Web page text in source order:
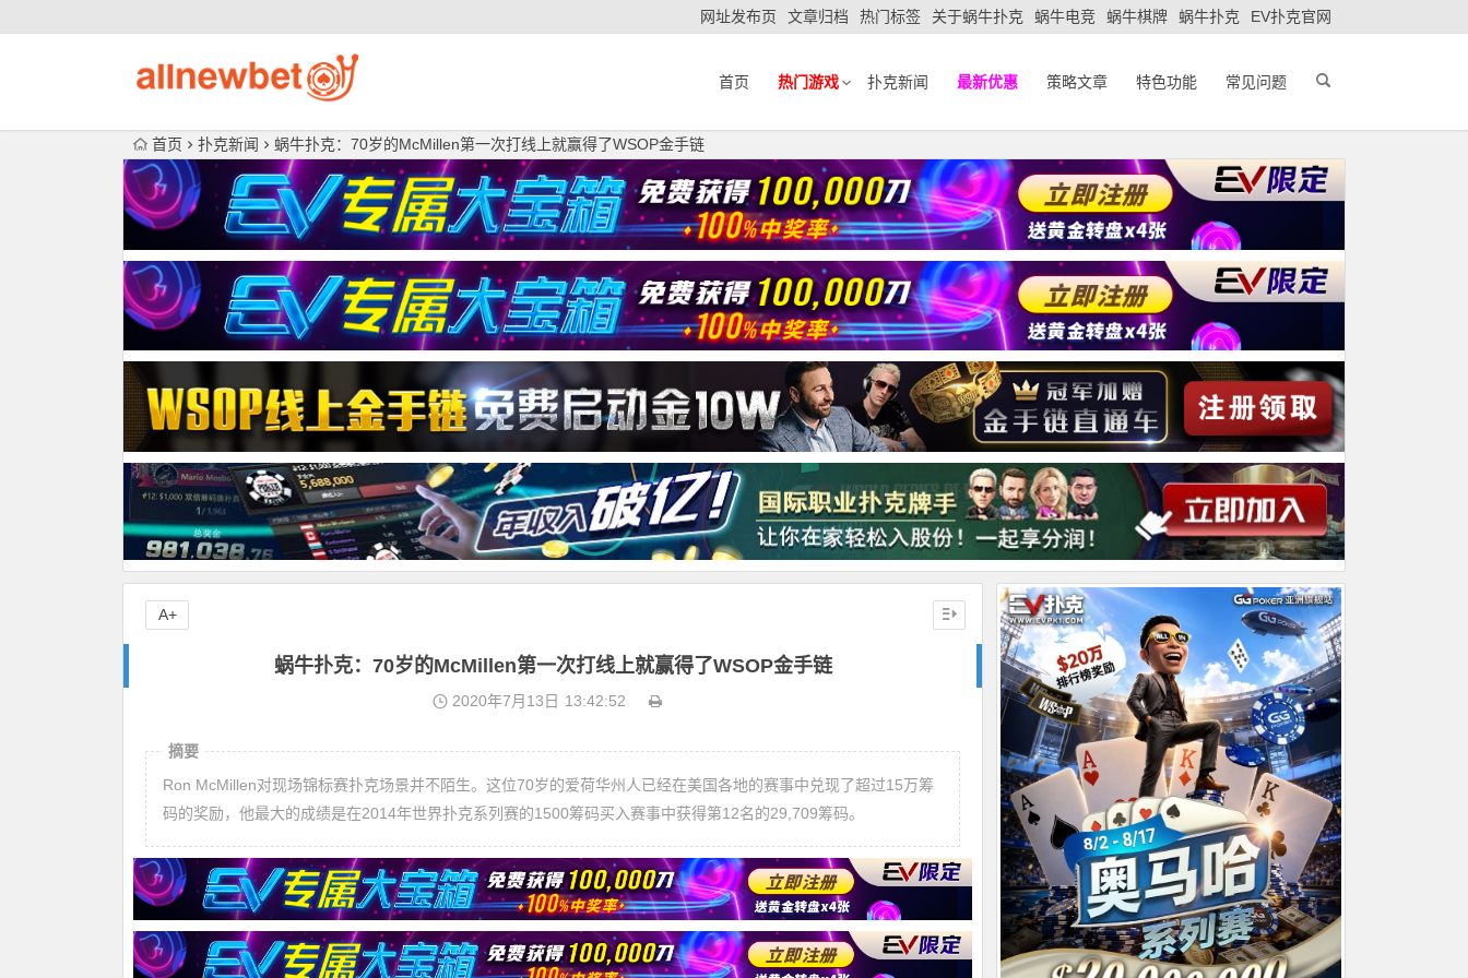
网址发布页 文章归档 热门标签 关于蜗牛扑克 蜗牛电竞 蜗牛棋牌 蜗牛扑克 EV扑克官网
首页 热门游戏 扑克新闻 最新优惠 策略文章 特色功能 常见问题
首页 扑克新闻 蜗牛扑克：70岁的McMillen第一次打线上就赢得了WSOP金手链
蜗牛扑克：70岁的McMillen第一次打线上就赢得了WSOP金手链
2020年7月13日 13:42:52
摘要
Ron McMillen对现场锦标赛扑克场景并不陌生。这位70岁的爱荷华州人已经在美国各地的赛事中兑现了超过15万筹
码的奖励，他最大的成绩是在2014年世界扑克系列赛的1500筹码买入赛事中获得第12名的29,709筹码。
A+